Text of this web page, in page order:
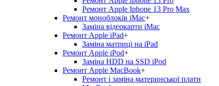
Ремонт Apple Iphone 13 Pro Max
Ремонт моноблоків iMac+
Заміна відеокарти iMac
Ремонт Apple iPad+
Заміна матриці на iPad
Ремонт Apple iPod+
Заміна HDD на SSD iPod
Ремонт Apple MacBook+
Ремонт і заміна материнської плати